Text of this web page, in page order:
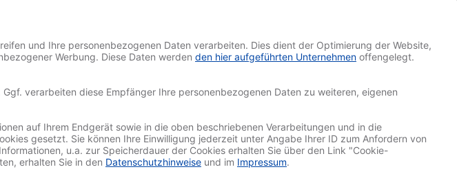
TEXT HINZUFÜGEN / BEARBEITEN
ORNAMENTE HINZUFÜGEN
PROJEKT SPEICHERN UND LADEN